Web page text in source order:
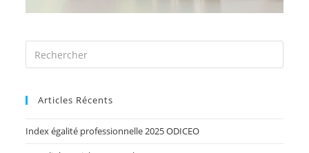
Articles Récents
Index égalité professionnelle 2025 ODICEO